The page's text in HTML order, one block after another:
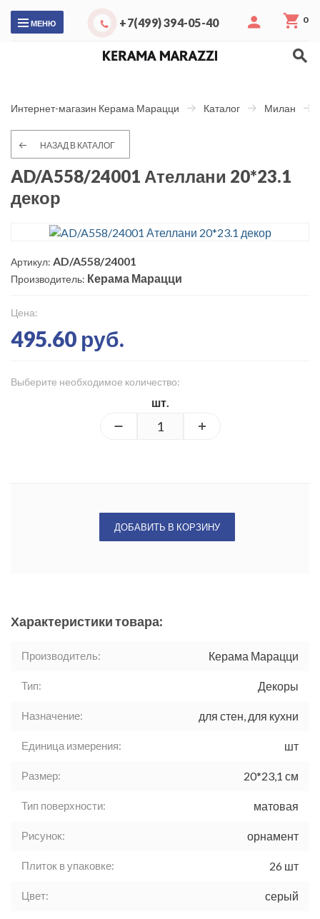
МЕНЮ +7(499) 394-05-40 0
Интернет-магазин Керама Марацци Каталог Милан
НАЗАД В КАТАЛОГ
AD/A558/24001 Ателлани 20*23.1
декор
Артикул: AD/A558/24001
Производитель: Керама Марацци
Цена:
495.60 руб.
Выберите необходимое количество:
шт.
ДОБАВИТЬ В КОРЗИНУ
Характеристики товара:
Производитель: Керама Марацци
Тип: Декоры
Назначение: для стен, для кухни
Единица измерения: шт
Размер: 20*23,1 см
Тип поверхности: матовая
Рисунок: орнамент
Плиток в упаковке: 26 шт
Цвет: серый